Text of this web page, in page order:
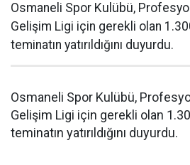
Osmaneli Spor Kulübü,
Gelişim Ligi için gerekli olan
teminatın yatırıldığını duyurdu.
Osmaneli Spor Kulübü,
Gelişim Ligi için gerekli olan
teminatın yatırıldığını duyurdu.